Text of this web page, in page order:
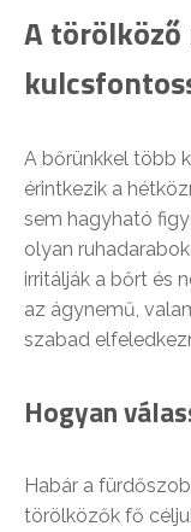
A törölköző
A bőrünkkel több
érintkezik a
sem hagyható
olyan
irritálják a bőrt és
az ágynemű,
szabad
Hogyan
Habár a
törölközők fő